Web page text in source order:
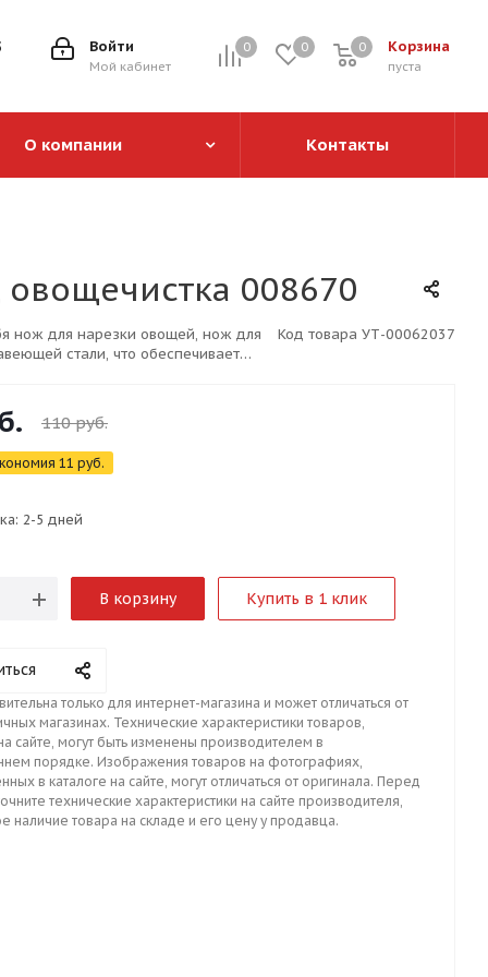
0 0 Корзина
0
пуста
0
Войти
Мой кабинет
О компании Контакты
овощечистка 008670
нож для нарезки овощей, нож для
стали, что обеспечивает
Код товара УТ-00062037
110руб.
11 руб.
2-5 дней
В корзину Купить в 1 клик
только для интернет-магазина и может отличаться от
магазинах. Технические характеристики товаров,
сайте, могут быть изменены производителем в
порядке. Изображения товаров на фотографиях,
в каталоге на сайте, могут отличаться от оригинала. Перед
технические характеристики на сайте производителя,
наличие товара на складе и его цену у продавца.